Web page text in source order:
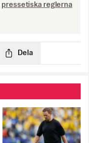
pressetiska reglerna
Dela